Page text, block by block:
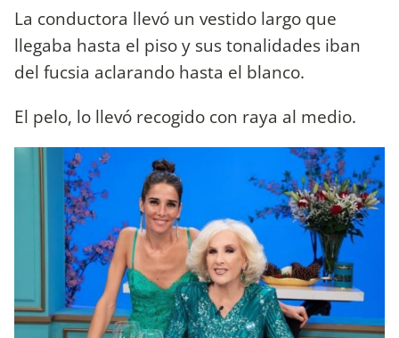
La conductora llevó un vestido largo que
llegaba hasta el piso y sus tonalidades iban
del fucsia aclarando hasta el blanco.
El pelo, lo llevó recogido con raya al medio.